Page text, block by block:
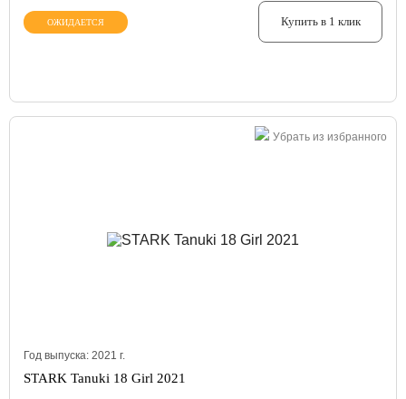
ОЖИДАЕТСЯ Купить в 1 клик
Убрать из избранного
Год выпуска: 2021 г.
STARK Tanuki 18 Girl 2021